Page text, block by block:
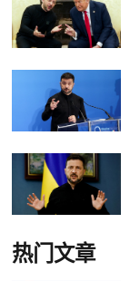
热门文章